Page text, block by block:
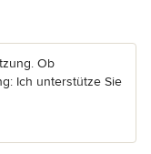
Ob
Ich unterstütze Sie